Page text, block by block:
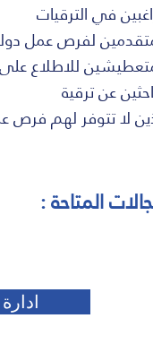
في الترقيات
لفرص عمل
للاطلاع
عن ترقية
لا تتوفر لهم
المتاحة